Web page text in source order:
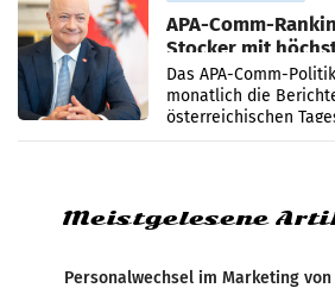
APA-Comm-
Stocker mit
im Juli
Das APA-Comm-
monatlich die
österreichischen
analysiert, welche
Meistgelesene
Personalwechsel im Marketing von